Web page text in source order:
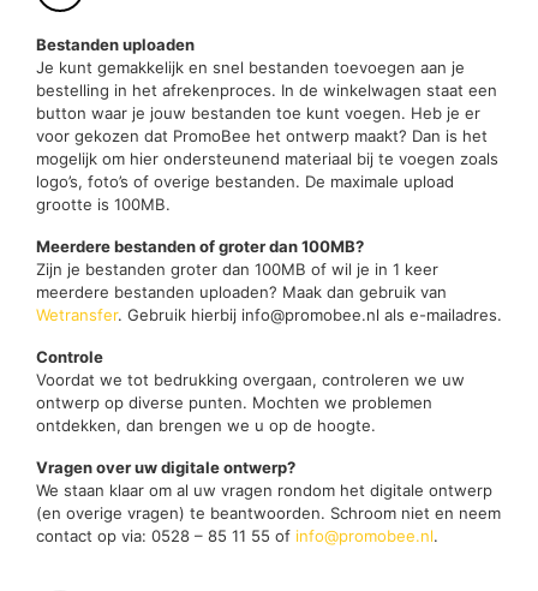
Bestanden uploaden
Je kunt gemakkelijk en snel bestanden toevoegen aan je
bestelling in het afrekenproces. In de winkelwagen staat een
button waar je jouw bestanden toe kunt voegen. Heb je er
voor gekozen dat PromoBee het ontwerp maakt? Dan is het
mogelijk om hier ondersteunend materiaal bij te voegen zoals
logo’s, foto’s of overige bestanden. De maximale upload
grootte is 100MB.
Meerdere bestanden of groter dan 100MB?
Zijn je bestanden groter dan 100MB of wil je in 1 keer
meerdere bestanden uploaden? Maak dan gebruik van
Wetransfer. Gebruik hierbij info@promobee.nl als e-mailadres.
Controle
Voordat we tot bedrukking overgaan, controleren we uw
ontwerp op diverse punten. Mochten we problemen
ontdekken, dan brengen we u op de hoogte.
Vragen over uw digitale ontwerp?
We staan klaar om al uw vragen rondom het digitale ontwerp
(en overige vragen) te beantwoorden. Schroom niet en neem
contact op via: 0528 – 85 11 55 of info@promobee.nl.